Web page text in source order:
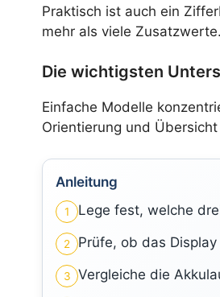
Praktisch ist auch ein
mehr als viele
Die wichtigsten
Einfache Modelle
Orientierung und
Anleitung
1 Lege fest, welche
2 Prüfe, ob das
3 Vergleiche die